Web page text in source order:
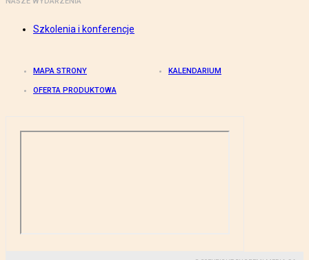
Szkolenia i konferencje
MAPA STRONY KALENDARIUM
OFERTA PRODUKTOWA